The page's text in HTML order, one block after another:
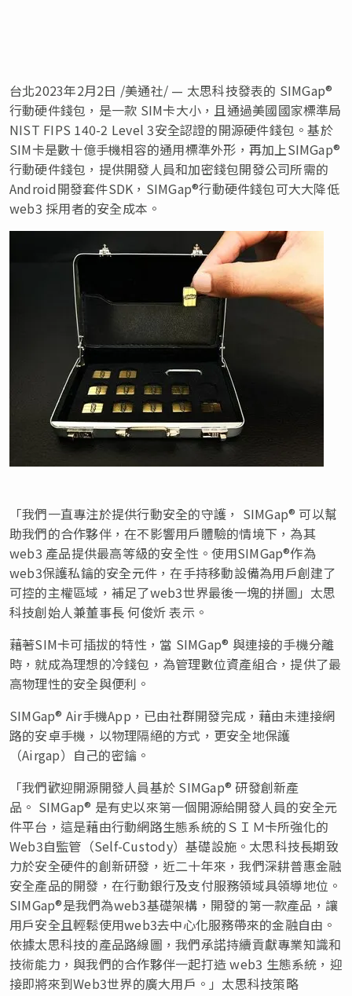
台北2023年2月2日 /美通社/ — 太思科技發表的 SIMGap®
行動硬件錢包，是一款 SIM卡大小，且通過美國國家標準局
NIST FIPS 140-2 Level 3安全認證的開源硬件錢包。基於
SIM卡是數十億手機相容的通用標準外形，再加上SIMGap®
行動硬件錢包，提供開發人員和加密錢包開發公司所需的
Android開發套件SDK，SIMGap®行動硬件錢包可大大降低
web3 採用者的安全成本。
「我們一直專注於提供行動安全的守護， SIMGap® 可以幫
助我們的合作夥伴，在不影響用戶體驗的情境下，為其
web3 產品提供最高等級的安全性。使用SIMGap®作為
web3保護私鑰的安全元件，在手持移動設備為用戶創建了
可控的主權區域，補足了web3世界最後一塊的拼圖」太思
科技創始人兼董事長 何俊炘 表示。
藉著SIM卡可插拔的特性，當 SIMGap® 與連接的手機分離
時，就成為理想的冷錢包，為管理數位資產組合，提供了最
高物理性的安全與便利。
SIMGap® Air手機App，已由社群開發完成，藉由未連接網
路的安卓手機，以物理隔絕的方式，更安全地保護
（Airgap）自己的密鑰。
「我們歡迎開源開發人員基於 SIMGap® 研發創新產
品。 SIMGap® 是有史以來第一個開源給開發人員的安全元
件平台，這是藉由行動網路生態系統的ＳＩＭ卡所強化的
Web3自監管（Self-Custody）基礎設施。太思科技長期致
力於安全硬件的創新研發，近二十年來，我們深耕普惠金融
安全產品的開發，在行動銀行及支付服務領域具領導地位。
SIMGap®是我們為web3基礎架構，開發的第一款產品，讓
用戶安全且輕鬆使用web3去中心化服務帶來的金融自由。
依據太思科技的產品路線圖，我們承諾持續貢獻專業知識和
技術能力，與我們的合作夥伴一起打造 web3 生態系統，迎
接即將來到Web3世界的廣大用戶。」太思科技策略